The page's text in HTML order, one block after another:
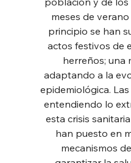
meses de
principio se han
actos festivos de
herreños; una
adaptando a la
epidemiológica.
entendiendo lo
esta crisis
han puesto en
mecanismos